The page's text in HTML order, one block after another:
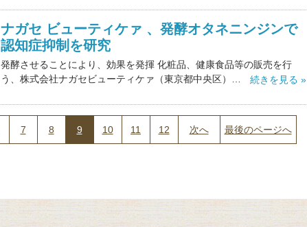
ナガセ ビューティケァ 、発酵オタネニンジンで
認知症抑制を研究
発酵させることにより、効果を発揮 化粧品、健康食品等の販売を行
う、株式会社ナガセビューティケァ（東京都中央区）…
続きを見る »
7 8 9 10 11 12 次へ 最後のページへ